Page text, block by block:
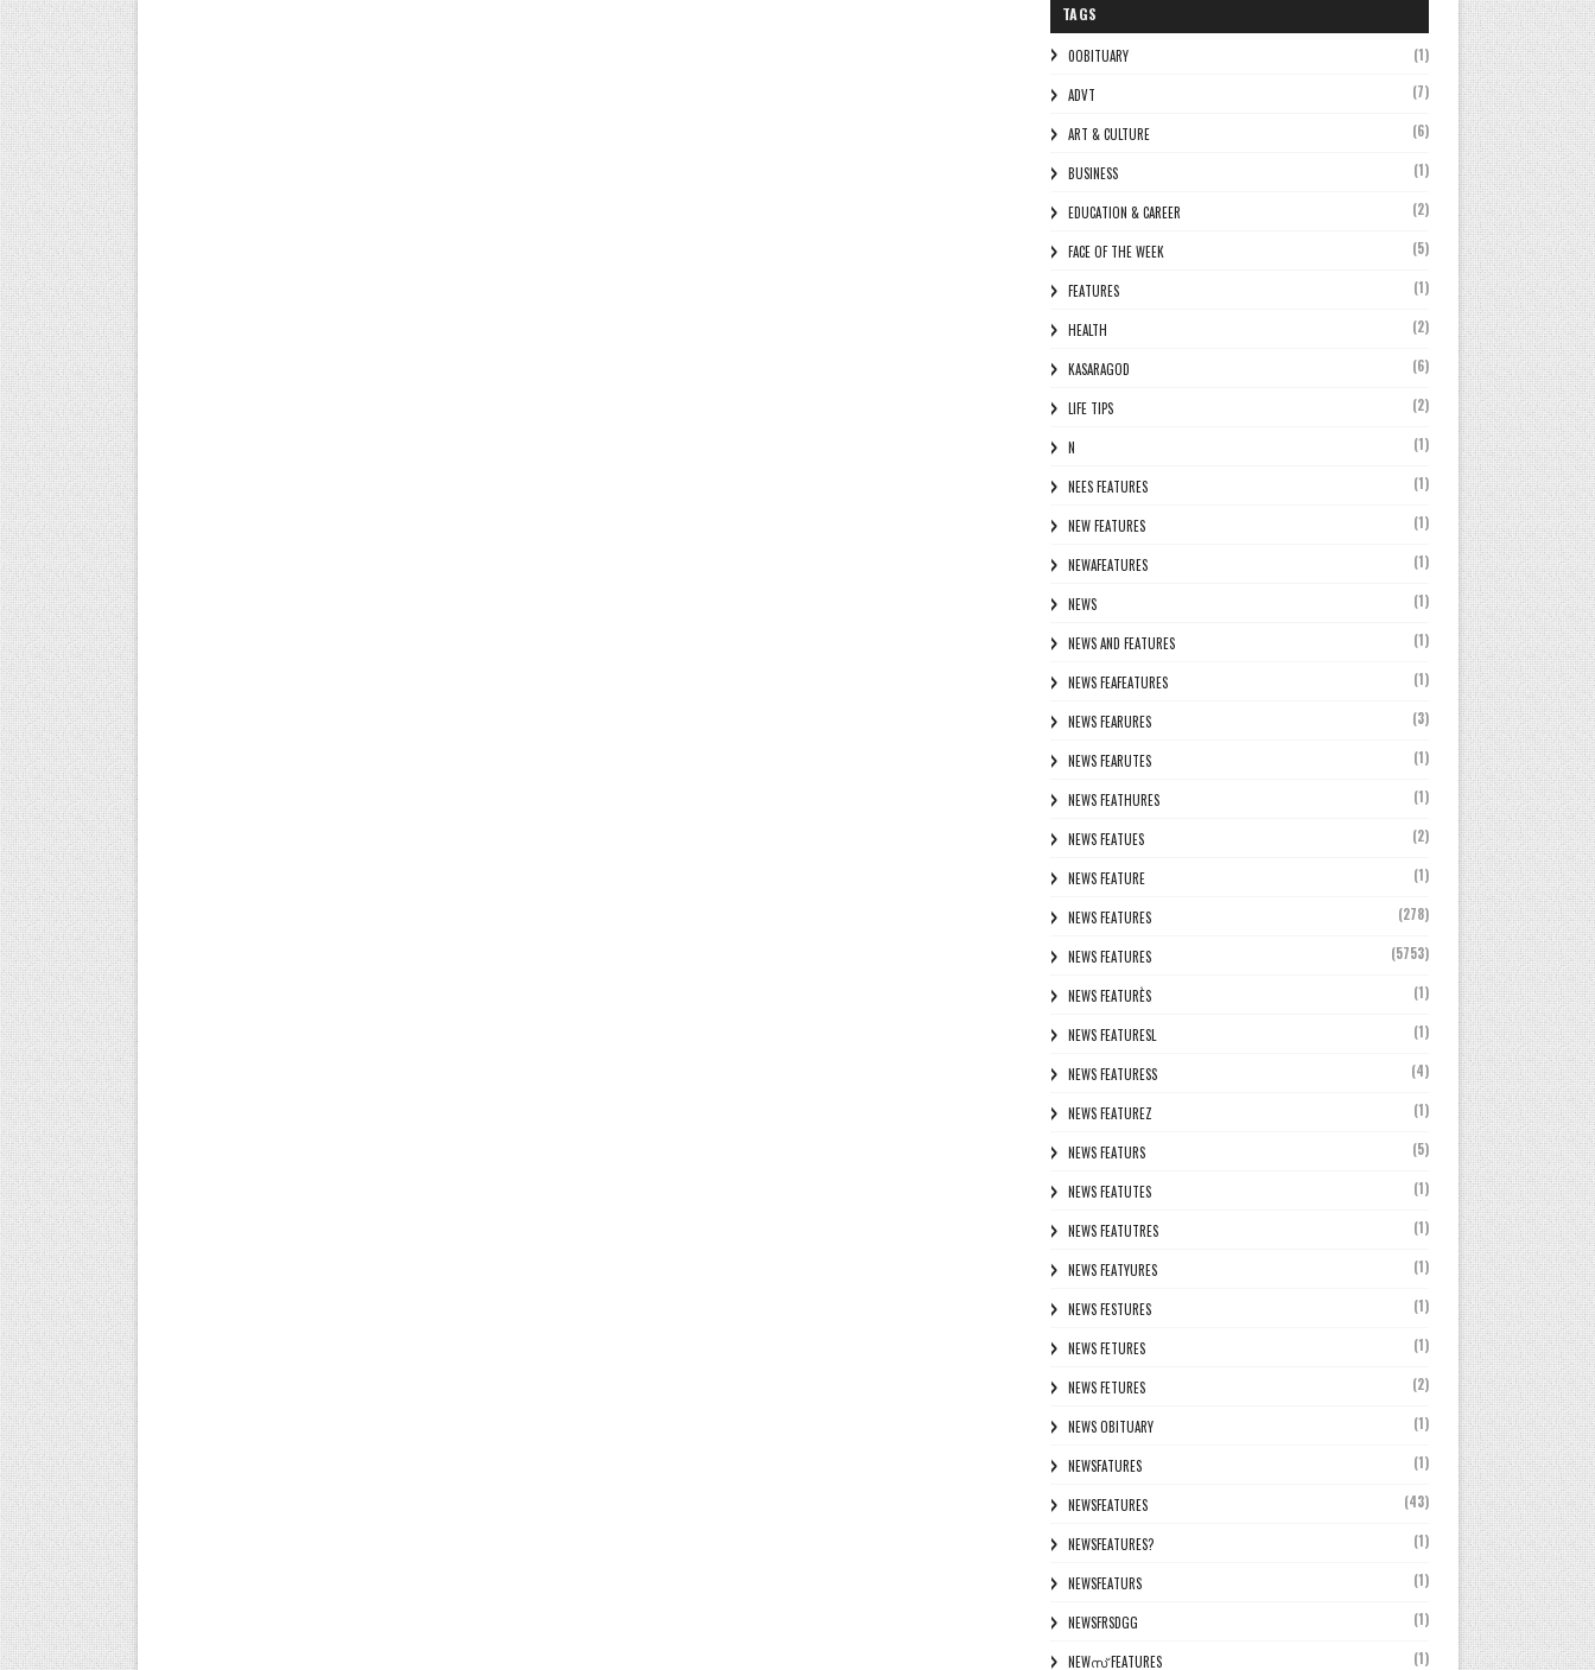
TAGS
0OBITUARY (1)
ADVT (7)
ART & CULTURE (6)
BUSINESS (1)
EDUCATION & CAREER (2)
FACE OF THE WEEK (5)
FEATURES (1)
HEALTH (2)
KASARAGOD (6)
LIFE TIPS (2)
N (1)
NEES FEATURES (1)
NEW FEATURES (1)
NEWAFEATURES (1)
NEWS (1)
NEWS AND FEATURES (1)
NEWS FEAFEATURES (1)
NEWS FEARURES (3)
NEWS FEARUTES (1)
NEWS FEATHURES (1)
NEWS FEATUES (2)
NEWS FEATURE (1)
NEWS FEATURES (278)
NEWS FEATURES (5753)
NEWS FEATURÈS (1)
NEWS FEATURESL (1)
NEWS FEATURESS (4)
NEWS FEATUREZ (1)
NEWS FEATURS (5)
NEWS FEATUTES (1)
NEWS FEATUTRES (1)
NEWS FEATYURES (1)
NEWS FESTURES (1)
NEWS FETURES (1)
NEWS FETURES (2)
NEWS OBITUARY (1)
NEWSFATURES (1)
NEWSFEATURES (43)
NEWSFEATURES? (1)
NEWSFEATURS (1)
NEWSFRSDGG (1)
NEWസ് FEATURES (1)